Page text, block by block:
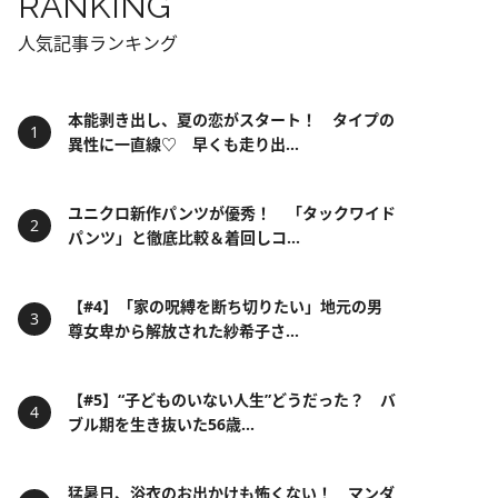
人気記事ランキング
本能剥き出し、夏の恋がスタート！ タイプの
異性に一直線♡ 早くも走り出...
ユニクロ新作パンツが優秀！ 「タックワイド
パンツ」と徹底比較＆着回しコ...
【#4】「家の呪縛を断ち切りたい」地元の男
尊女卑から解放された紗希子さ...
【#5】“子どものいない人生”どうだった？ バ
ブル期を生き抜いた56歳...
猛暑日、浴衣のお出かけも怖くない！ マンダ